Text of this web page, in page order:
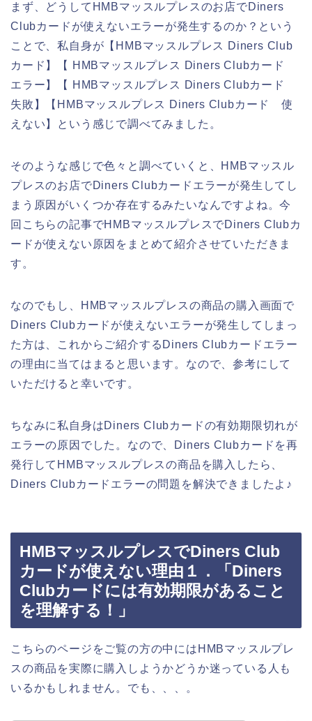
まず、どうしてHMBマッスルプレスのお店でDiners
Clubカードが使えないエラーが発生するのか？という
ことで、私自身が【HMBマッスルプレス Diners Club
カード】【 HMBマッスルプレス Diners Clubカード
エラー】【 HMBマッスルプレス Diners Clubカード
失敗】【HMBマッスルプレス Diners Clubカード 使
えない】という感じで調べてみました。
そのような感じで色々と調べていくと、HMBマッスル
プレスのお店でDiners Clubカードエラーが発生してし
まう原因がいくつか存在するみたいなんですよね。今
回こちらの記事でHMBマッスルプレスでDiners Clubカ
ードが使えない原因をまとめて紹介させていただきま
す。
なのでもし、HMBマッスルプレスの商品の購入画面で
Diners Clubカードが使えないエラーが発生してしまっ
た方は、これからご紹介するDiners Clubカードエラー
の理由に当てはまると思います。なので、参考にして
いただけると幸いです。
ちなみに私自身はDiners Clubカードの有効期限切れが
エラーの原因でした。なので、Diners Clubカードを再
発行してHMBマッスルプレスの商品を購入したら、
Diners Clubカードエラーの問題を解決できましたよ♪
HMBマッスルプレスでDiners Club
カードが使えない理由１．「Diners
Clubカードには有効期限があること
を理解する！」
こちらのページをご覧の方の中にはHMBマッスルプレ
スの商品を実際に購入しようかどうか迷っている人も
いるかもしれません。でも、、、。